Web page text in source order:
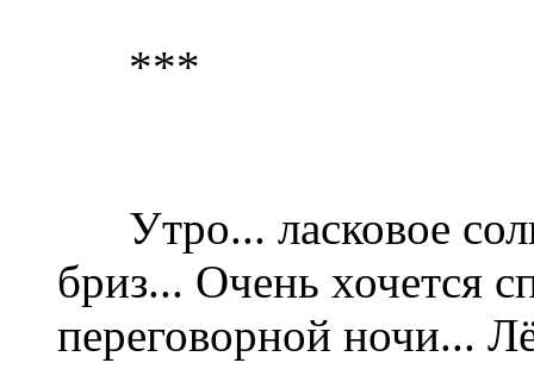
***
Утро... ласковое
бриз... Очень хочется
переговорной ночи...